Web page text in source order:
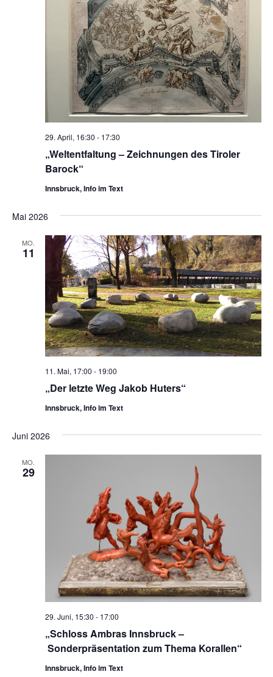
„Weltentfaltung – Zeichnungen des Tiroler
Barock“
29. April, 16:30 - 17:30
Innsbruck, Info im Text
Mai 2026
MO.
11
„Der letzte Weg Jakob Huters“
11. Mai, 17:00 - 19:00
Innsbruck, Info im Text
Juni 2026
MO.
29
„Schloss Ambras Innsbruck –
Sonderpräsentation zum Thema Korallen“
29. Juni, 15:30 - 17:00
Innsbruck, Info im Text